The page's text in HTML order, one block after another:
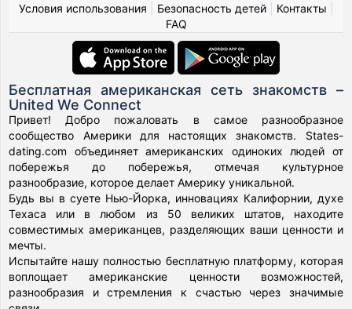
Условия использования
Безопасность детей| Контакты
FAQ
Бесплатная американская сеть знакомств –
United We Connect
Привет! Добро пожаловать в самое разнообразное
сообщество Америки для настоящих знакомств. States-
dating.com объединяет американских одиноких людей от
побережья до побережья, отмечая культурное
разнообразие, которое делает Америку уникальной.
Будь вы в суете Нью-Йорка, инновациях Калифорнии, духе
Техаса или в любом из 50 великих штатов, находите
совместимых американцев, разделяющих ваши ценности и
мечты.
Испытайте нашу полностью бесплатную платформу, которая
воплощает американские ценности возможностей,
разнообразия и стремления к счастью через значимые